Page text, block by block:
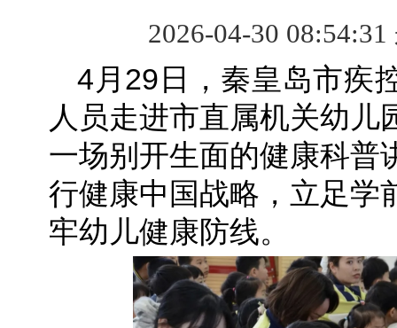
2026-04-30
4月29日，秦皇岛市疾
人员走进市直属机关幼儿
一场别开生面的健康科普
行健康中国战略，立足学
牢幼儿健康防线。